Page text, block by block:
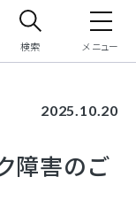
検索 メニュー
2025.10.20
障害のご